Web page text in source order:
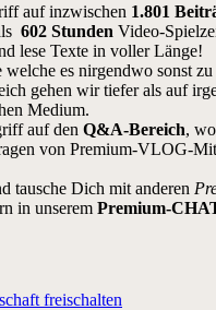
auf inzwischen 1.801
602 Stunden Video-
lese Texte in voller Länge!
es nirgendwo sonst zu
gehen wir tiefer als auf
Medium.
auf den Q&A-Bereich,
von Premium-VLOG-
tausche Dich mit anderen
in unserem Premium-
freischalten